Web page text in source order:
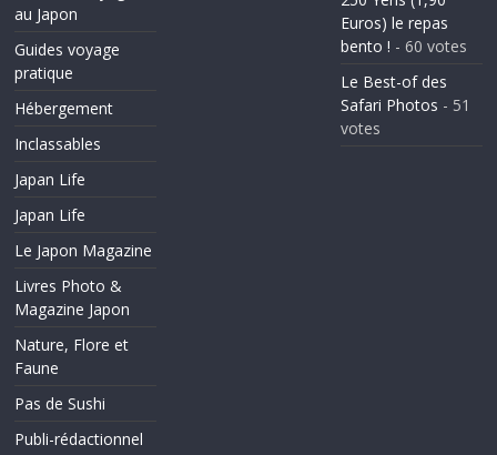
au Japon
Guides voyage
pratique
Hébergement
Inclassables
Japan Life
Japan Life
Le Japon Magazine
Livres Photo &
Magazine Japon
Nature, Flore et
Faune
Pas de Sushi
Publi-rédactionnel
Euros) le repas
bento ! - 60 votes
Le Best-of des
Safari Photos - 51
votes